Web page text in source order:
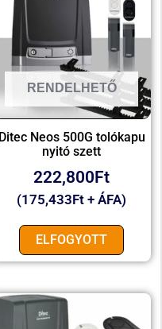
RENDELHETŐ
Ditec Neos 500G tolókapu
nyitó szett
222,800 Ft
(175,433Ft + ÁFA)
ELFOGYOTT